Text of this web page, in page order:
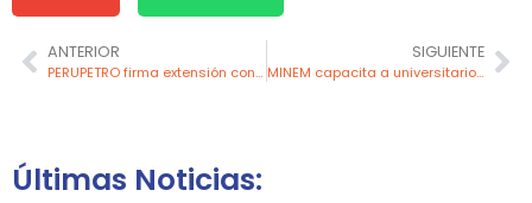
ANTERIOR
PERUPETRO firma extensión contractual del Lote Z-69 tras decreto del Ejecutivo
SIGUIENTE
MINEM capacita a universitarios de Áncash sobre minería y gestión ambiental
Últimas Noticias: